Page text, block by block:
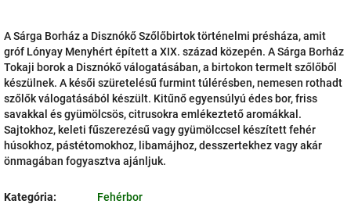
A Sárga Borház a Disznókő Szőlőbirtok történelmi présháza, amit
gróf Lónyay Menyhért épített a XIX. század közepén. A Sárga Borház
Tokaji borok a Disznókő válogatásában, a birtokon termelt szőlőből
készülnek. A késői szüretelésű furmint túlérésben, nemesen rothadt
szőlők válogatásából készült. Kitűnő egyensúlyú édes bor, friss
savakkal és gyümölcsös, citrusokra emlékeztető aromákkal.
Sajtokhoz, keleti fűszerezésű vagy gyümölccsel készített fehér
húsokhoz, pástétomokhoz, libamájhoz, desszertekhez vagy akár
önmagában fogyasztva ajánljuk.
Kategória:
Fehérbor